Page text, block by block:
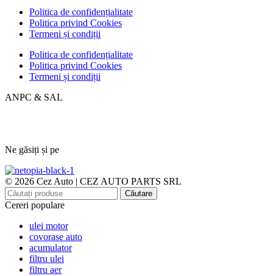
Politica de confidențialitate
Politica privind Cookies
Termeni și condiții
Politica de confidențialitate
Politica privind Cookies
Termeni și condiții
ANPC & SAL
Ne găsiți și pe
© 2026 Cez Auto | CEZ AUTO PARTS SRL
Căutare
Cereri populare
ulei motor
covorase auto
acumulator
filtru ulei
filtru aer